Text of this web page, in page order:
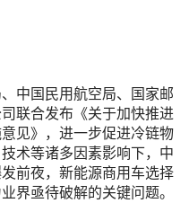
中国民用航空局、国家邮
联合发布《关于加快推进
见》，进一步促进冷链物
术等诸多因素影响下，中
前夜，新能源商用车选择
界亟待破解的关键问题。